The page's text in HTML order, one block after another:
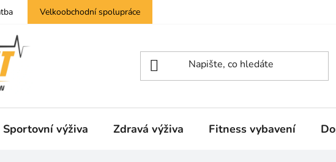
Velkoobchodní spolupráce
Sportovní výživa Zdravá výživa Fitness vybavení